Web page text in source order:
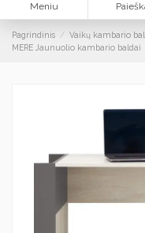
Meniu
Pagrindinis Vaikų kambario
MERE Jaunuolio kambario baldai